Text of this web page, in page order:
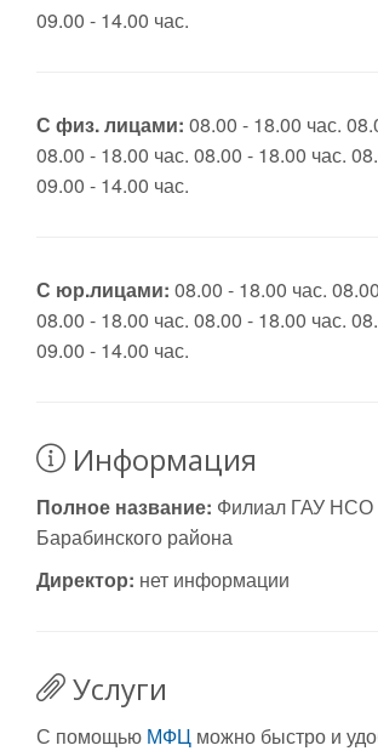
09.00 - 14.00 час.
С физ. лицами: 08.00 - 18.00 час.
08.00 - 18.00 час. 08.00 - 18.00 час.
09.00 - 14.00 час.
С юр.лицами: 08.00 - 18.00 час.
08.00 - 18.00 час. 08.00 - 18.00 час.
09.00 - 14.00 час.
Информация
Полное название: Филиал ГАУ
Барабинского района
Директор: нет информации
Услуги
С помощью МФЦ можно быстро и